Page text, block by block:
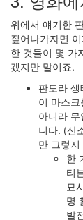
위에서 얘기한
짚어나가자면
한 것들이 몇 가
겠지만 말이죠.
판도라
이 마스
아니라
니다. (산
만 그렇
한
티
묘
명
발
사
올
려
요
LonnieNa